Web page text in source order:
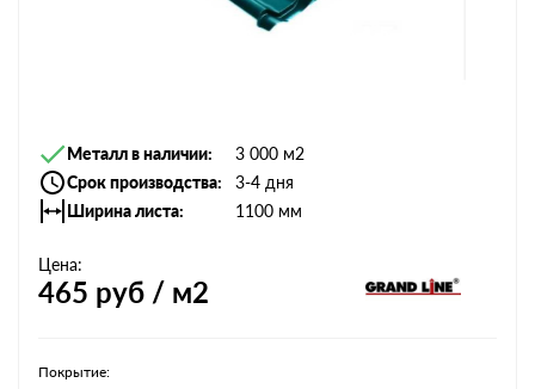
Металл в наличии
3 000 м2
Срок производства
3-4 дня
Ширина листа
1100 мм
Цена:
465 руб / м2
Покрытие: